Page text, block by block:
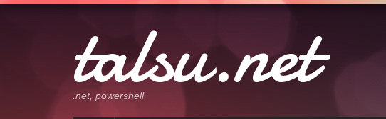
talsu.net
.net, powershell